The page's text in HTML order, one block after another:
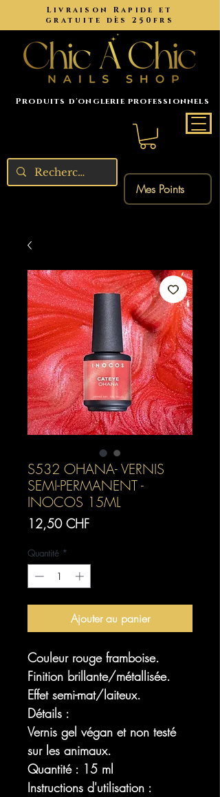
Livraison Rapide et
gratuite dès 250frs
Produits d'onglerie professionnels
Mes Points
S532 OHANA- VERNIS
SEMI-PERMANENT -
INOCOS 15ML
12,50 CHFPrix
Quantité *
Ajouter au panier
Couleur rouge framboise.
Finition brillante/métallisée.
Effet semi-mat/laiteux.
Détails :
Vernis gel végan et non testé
sur les animaux.
Quantité : 15 ml
Instructions d'utilisation :